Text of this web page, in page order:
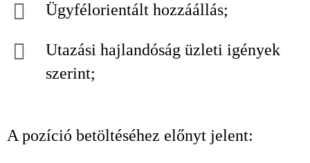
Ügyfélorientált hozzáállás;
Utazási hajlandóság üzleti igények
szerint;
A pozíció betöltéséhez előnyt jelent: